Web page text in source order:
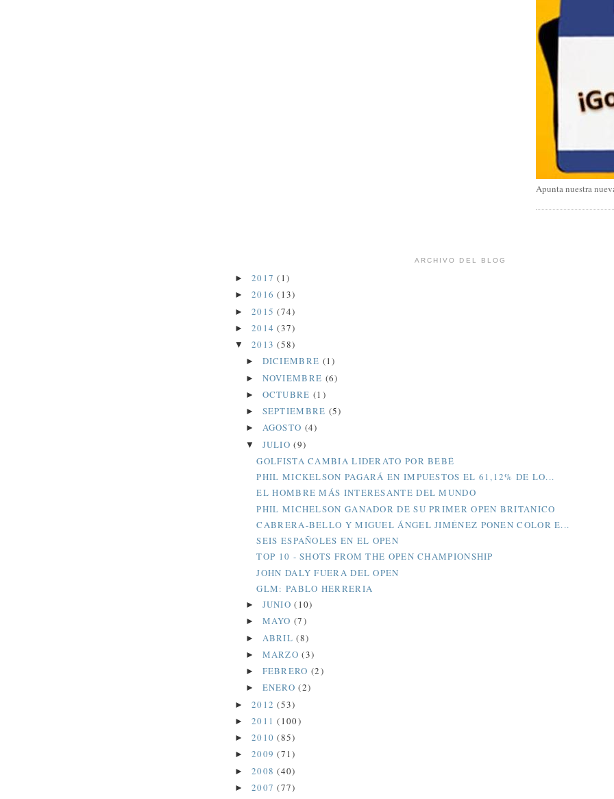
Apunta nuestra
ARCHIVO DEL BLOG
► 2017(1)
► 2016(13)
► 2015(74)
► 2014(37)
▼ 2013(58)
► DICIEMBRE (1)
► NOVIEMBRE (6)
► OCTUBRE (1)
► SEPTIEMBRE (5)
► AGOSTO (4)
▼ JULIO(9)
GOLFISTA CAMBIA LIDERATO POR BEBÉ
PHIL MICKELSON PAGARÁ EN IMPUESTOS EL 61,12% DE LO...
EL HOMBRE MÁS INTERESANTE DEL MUNDO
PHIL MICHELSON GANADOR DE SU PRIMER OPEN BRITANICO
CABRERA-BELLO Y MIGUEL ÁNGEL JIMÉNEZ PONEN COLOR E...
SEIS ESPAÑOLES EN EL OPEN
TOP 10 - SHOTS FROM THE OPEN CHAMPIONSHIP
JOHN DALY FUERA DEL OPEN
GLM: PABLO HERRERIA
► JUNIO(10)
► MAYO (7)
► ABRIL(8)
► MARZO(3)
► FEBRERO (2)
► ENERO(2)
► 2012(53)
► 2011(100)
► 2010(85)
► 2009(71)
► 2008(40)
► 2007(77)